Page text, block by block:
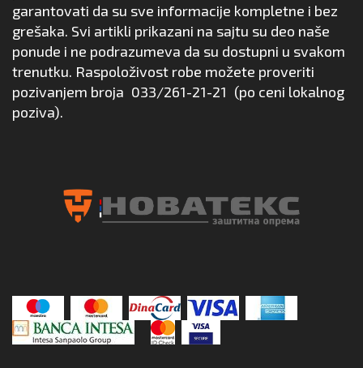
garantovati da su sve informacije kompletne i bez
grešaka. Svi artikli prikazani na sajtu su deo naše
ponude i ne podrazumeva da su dostupni u svakom
trenutku. Raspoloživost robe možete proveriti
pozivanjem broja 033/261-21-21 (po ceni lokalnog
poziva).